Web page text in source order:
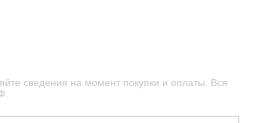
сведения на момент покупки и оплаты. Вся